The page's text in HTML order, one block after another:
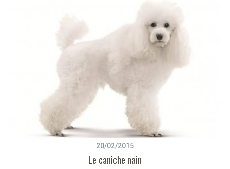
20/02/2015
Le caniche nain